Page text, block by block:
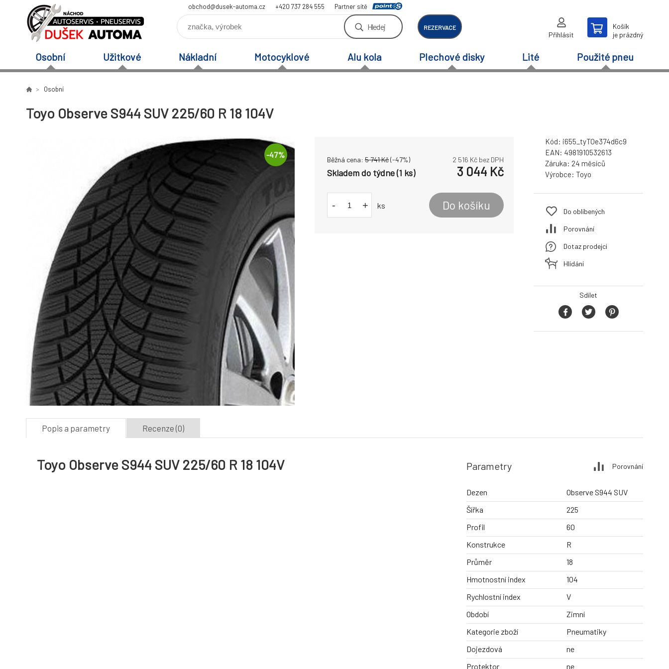
obchod@dusek-automa.cz +420 737 284 555 Partner sítě
Hledej REZERVACE
Přihlásit
Košík
je prázdný
Osobní Užitkové Nákladní Motocyklové Alu kola Plechové disky Lité Použité pneu
Osobní
Toyo Observe S944 SUV 225/60 R 18 104V
-47%
Běžná cena: 5 741Kč(-47%) 2 516 Kč bez DPH
Skladem do týdne (1 ks) 3 044 Kč
- + ks Do košíku
Kód: i655_tyTOe374d6c9
EAN: 4981910532613
Záruka: 24 měsíců
Výrobce: Toyo
Do oblíbených
Porovnání
Dotaz prodejci
Hlídání
Sdílet
Popis a parametry Recenze (0)
Toyo Observe S944 SUV 225/60 R 18 104V Parametry Porovnání
Dezen
Observe S944 SUV
Šířka
225
Profil
60
Konstrukce
R
Průměr
18
Hmotnostní index
104
Rychlostní index
V
Období
Zimní
Kategorie zboží
Pneumatiky
Dojezdová
ne
Protektor
ne